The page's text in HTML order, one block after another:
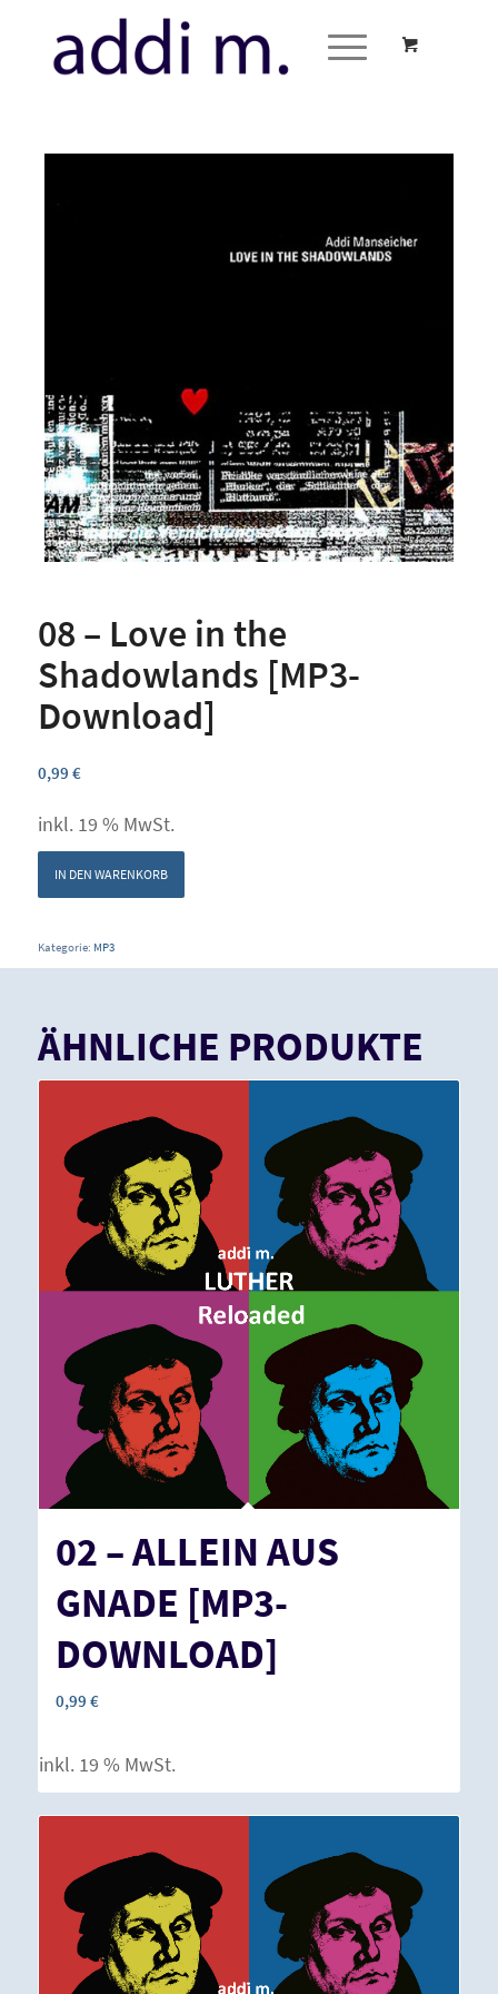
08 – Love in the
Shadowlands [MP3-
Download]
0,99 €
inkl. 19 % MwSt.
IN DEN WARENKORB
Kategorie: MP3
ÄHNLICHE PRODUKTE
02 – ALLEIN AUS
GNADE [MP3-
DOWNLOAD]
0,99 €
inkl. 19 % MwSt.